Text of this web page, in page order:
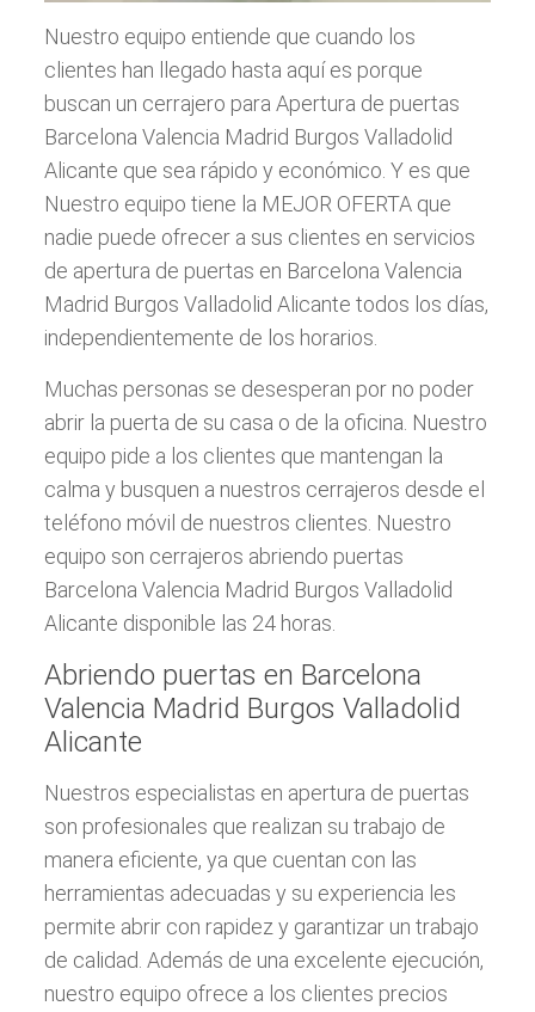
Nuestro equipo entiende que cuando los
clientes han llegado hasta aquí es porque
buscan un cerrajero para Apertura de puertas
Barcelona Valencia Madrid Burgos Valladolid
Alicante que sea rápido y económico. Y es que
Nuestro equipo tiene la MEJOR OFERTA que
nadie puede ofrecer a sus clientes en servicios
de apertura de puertas en Barcelona Valencia
Madrid Burgos Valladolid Alicante todos los días,
independientemente de los horarios.
Muchas personas se desesperan por no poder
abrir la puerta de su casa o de la oficina. Nuestro
equipo pide a los clientes que mantengan la
calma y busquen a nuestros cerrajeros desde el
teléfono móvil de nuestros clientes. Nuestro
equipo son cerrajeros abriendo puertas
Barcelona Valencia Madrid Burgos Valladolid
Alicante disponible las 24 horas.
Abriendo puertas en Barcelona
Valencia Madrid Burgos Valladolid
Alicante
Nuestros especialistas en apertura de puertas
son profesionales que realizan su trabajo de
manera eficiente, ya que cuentan con las
herramientas adecuadas y su experiencia les
permite abrir con rapidez y garantizar un trabajo
de calidad. Además de una excelente ejecución,
nuestro equipo ofrece a los clientes precios